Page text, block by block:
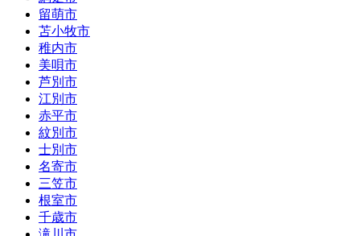
留萌市
苫小牧市
稚内市
美唄市
芦別市
江別市
赤平市
紋別市
士別市
名寄市
三笠市
根室市
千歳市